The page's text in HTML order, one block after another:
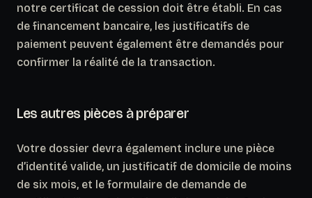
notre certificat de cession doit être établi. En cas
de financement bancaire, les justificatifs de
paiement peuvent également être demandés pour
confirmer la réalité de la transaction.
Les autres pièces à préparer
Votre dossier devra également inclure une pièce
d’identité valide, un justificatif de domicile de moins
de six mois, et le formulaire de demande de